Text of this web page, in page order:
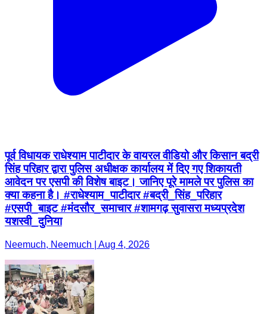
पूर्व विधायक राधेश्याम पाटीदार के वायरल वीडियो और किसान बद्री
सिंह परिहार द्वारा पुलिस अधीक्षक कार्यालय में दिए गए शिकायती
आवेदन पर एसपी की विशेष बाइट। जानिए पूरे मामले पर पुलिस का
क्या कहना है। #राधेश्याम_पाटीदार #बद्री_सिंह_परिहार
#एसपी_बाइट #मंदसौर_समाचार #शामगढ़ सुवासरा मध्यप्रदेश
यशस्वी_दुनिया
Neemuch, Neemuch | Aug 4, 2026